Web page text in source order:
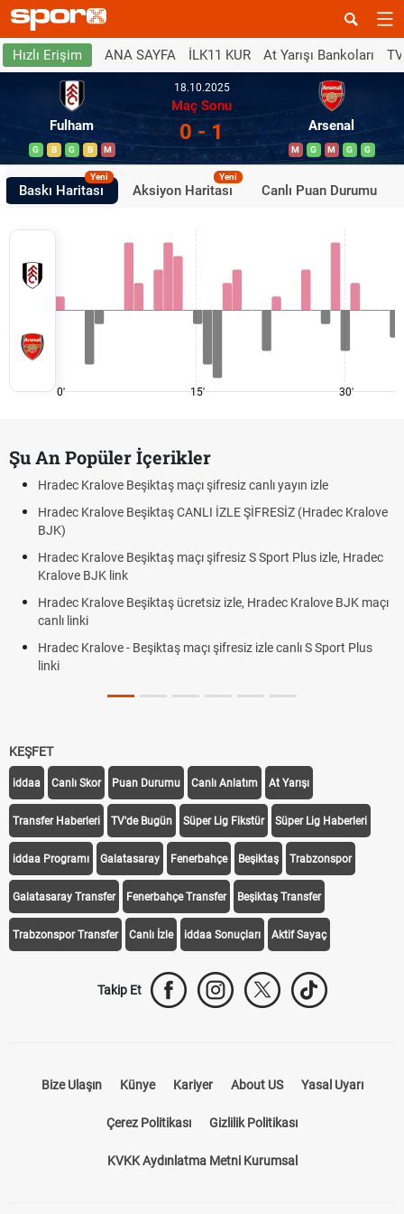
Hızlı Erişim ANA SAYFA İLK11 KUR At Yarışı Bankoları
Fulham
G B G B M
18.10.2025
Maç Sonu
0 - 1 Arsenal
M G M G G
Baskı Haritası
Yeni
Aksiyon Haritası
Yeni
Canlı Puan Durumu
0' 15' 30'
Şu An Popüler İçerikler
Hradec Kralove Beşiktaş maçı şifresiz canlı yayın izle
Hradec Kralove Beşiktaş CANLI İZLE ŞİFRESİZ (Hradec Kralove
BJK)
Hradec Kralove Beşiktaş maçı şifresiz S Sport Plus izle, Hradec
Kralove BJK link
Hradec Kralove Beşiktaş ücretsiz izle, Hradec Kralove BJK maçı
canlı linki
Hradec Kralove - Beşiktaş maçı şifresiz izle canlı S Sport Plus
linki
KEŞFET
iddaa Canlı Skor Puan Durumu Canlı Anlatım At Yarışı
Transfer Haberleri TV'de Bugün Süper Lig Fikstür Süper Lig Haberleri
iddaa Programı Galatasaray Fenerbahçe Beşiktaş Trabzonspor
Galatasaray Transfer Fenerbahçe Transfer Beşiktaş Transfer
Trabzonspor Transfer Canlı İzle iddaa Sonuçları Aktif Sayaç
Takip Et
Bize Ulaşın Künye Kariyer About US Yasal Uyarı
Çerez Politikası Gizlilik Politikası
KVKK Aydınlatma Metni Kurumsal